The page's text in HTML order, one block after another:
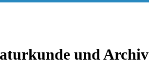
und Archiv